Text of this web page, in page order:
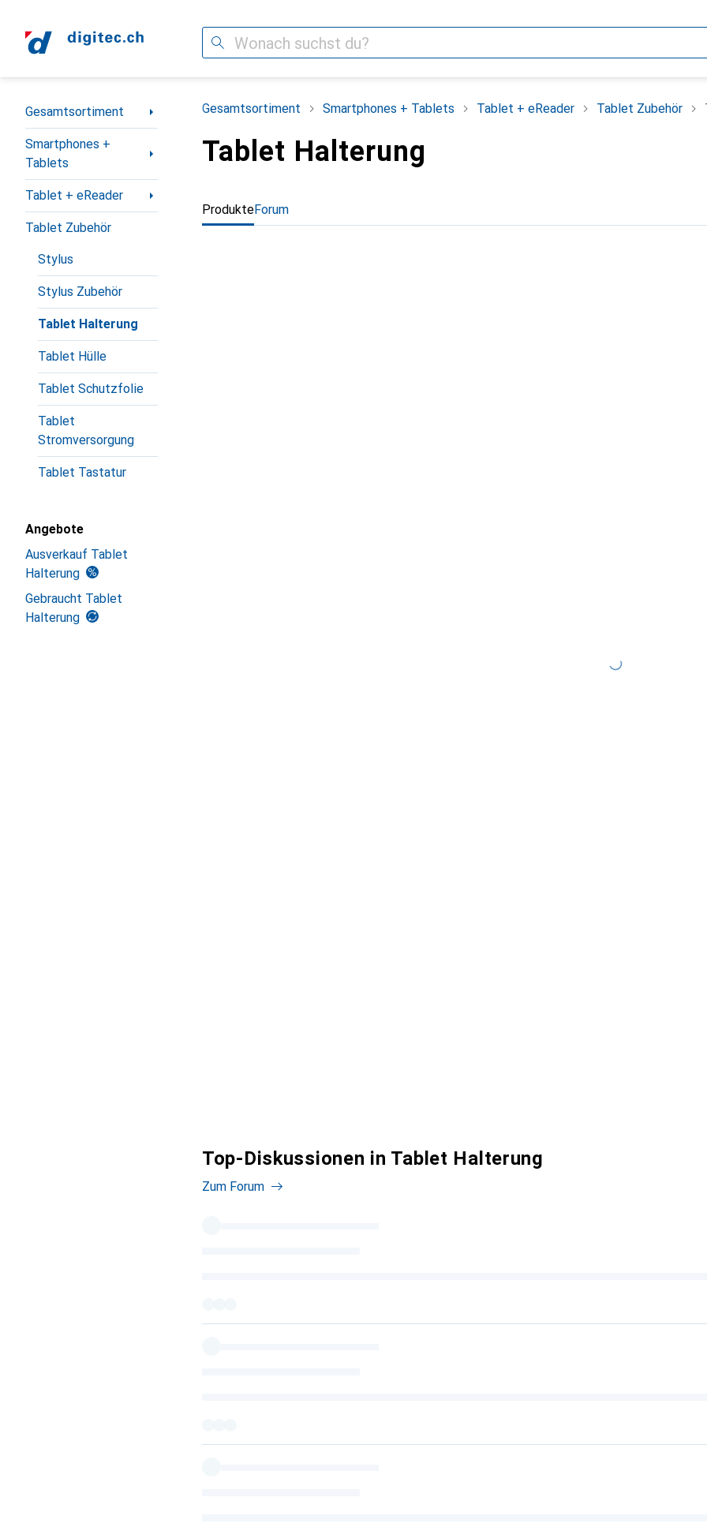
Suche
Navigation nach Kategorien
Gesamtsortiment
Smartphones +
Tablets
Tablet + eReader
Tablet Zubehör
Stylus
Stylus Zubehör
Tablet Halterung
Tablet Hülle
Tablet Schutzfolie
Tablet
Stromversorgung
Tablet Tastatur
Angebote
Ausverkauf Tablet
Halterung
Gebraucht Tablet
Halterung
Gesamtsortiment Smartphones + Tablets Tablet + eReader Tablet Zubehör
Tablet Halterung
ProdukteForum
Top-Diskussionen in Tablet Halterung
Zum Forum